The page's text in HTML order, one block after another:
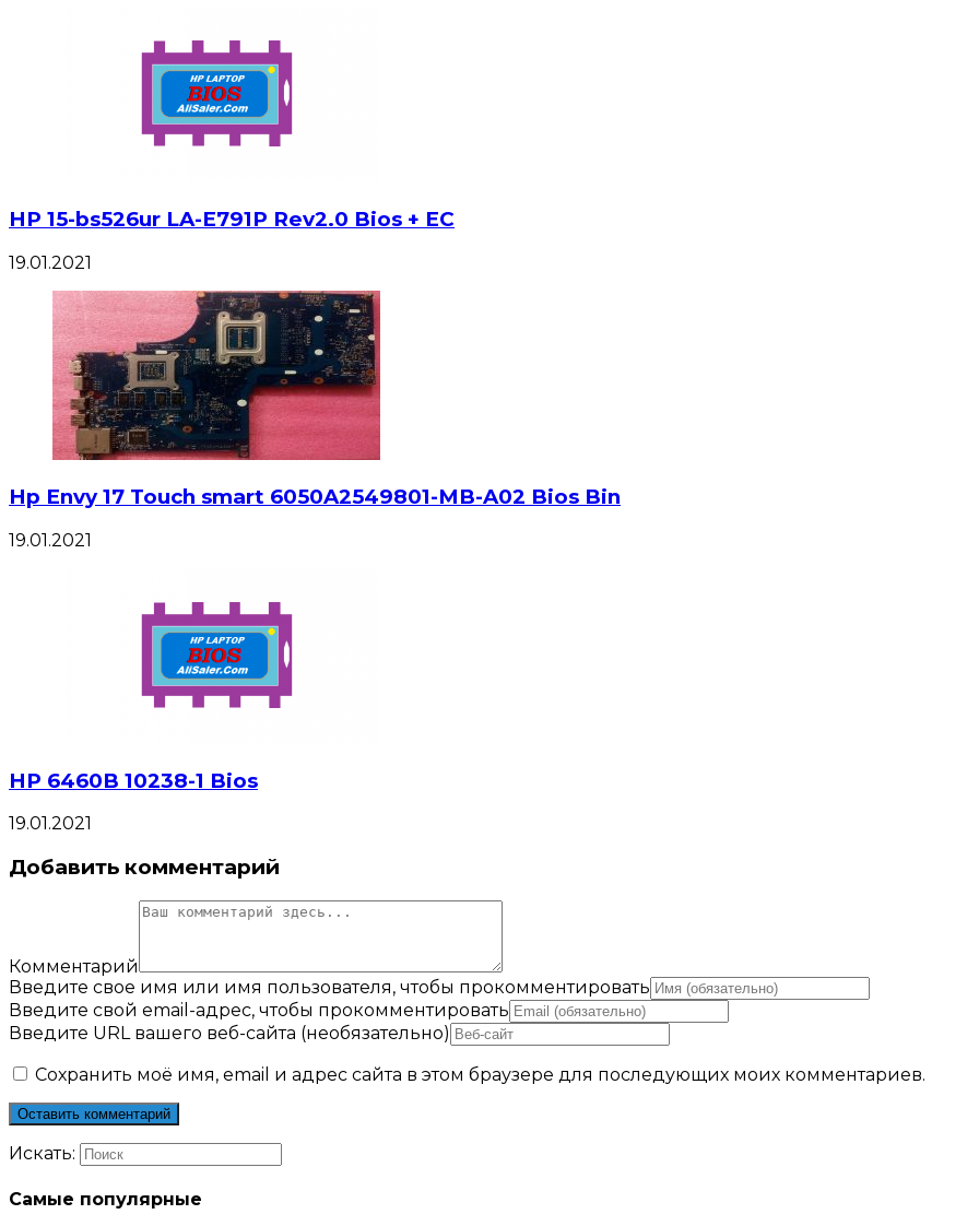
HP 15-bs526ur LA-E791P Rev2.0 Bios + EC
19.01.2021
Hp Envy 17 Touch smart 6050A2549801-MB-A02 Bios Bin
19.01.2021
HP 6460B 10238-1 Bios
19.01.2021
Добавить комментарий
Комментарий
Введите свое имя или имя пользователя, чтобы прокомментировать
Введите свой email-адрес, чтобы прокомментировать
Введите URL вашего веб-сайта (необязательно)
Сохранить моё имя, email и адрес сайта в этом браузере для последующих моих комментариев.
Искать:
Самые популярные